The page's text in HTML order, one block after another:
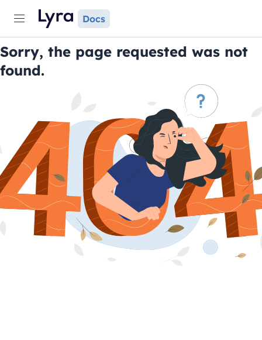
Docs
Sorry, the page requested was not
found.